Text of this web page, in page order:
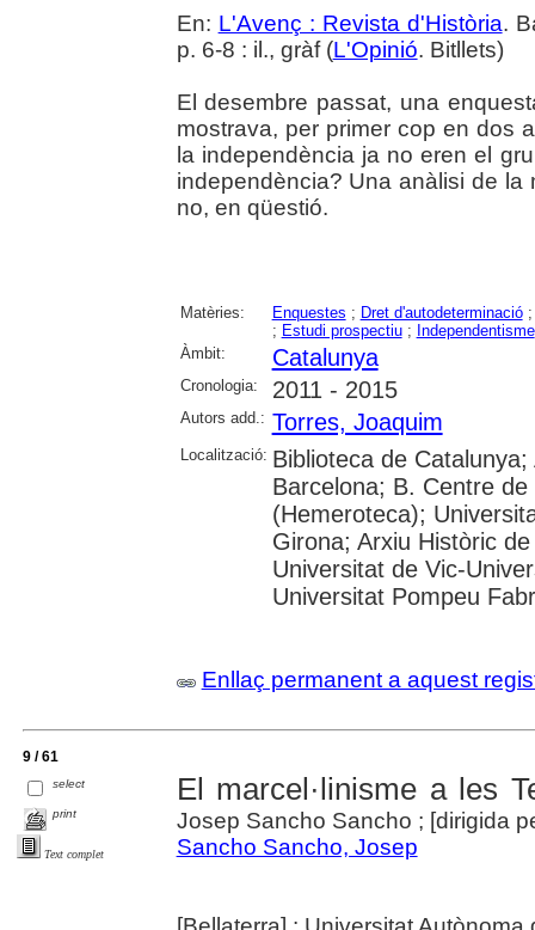
En: L'Avenç : Revista d'Història.
p. 6-8 : il., gràf (L'Opinió. Bitllets)
El desembre passat, una
mostrava, per primer cop en dos
la independència ja no eren el
independència? Una anàlisi de
no, en qüestió.
Matèries: Enquestes ; Dret d'autodeterminació
; Estudi prospectiu; Independentisme
Àmbit:
Catalunya
Cronologia: 2011 - 2015
Autors add.: Torres, Joaquim
Localització: Biblioteca de
Barcelona; B. Centre
(Hemeroteca);
Girona; Arxiu Històric
Universitat de Vic-
Universitat Pompeu
Enllaç permanent a aquest
9 / 61
select
print
Text complet
El marcel·linisme a les
Josep Sancho Sancho ; [dirigida
Sancho Sancho, Josep